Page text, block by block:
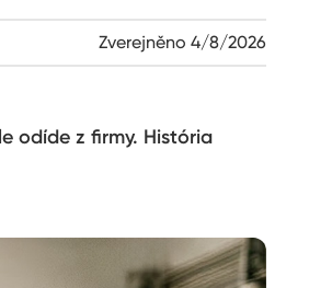
Zverejněno 4/8/2026
odíde z firmy. História